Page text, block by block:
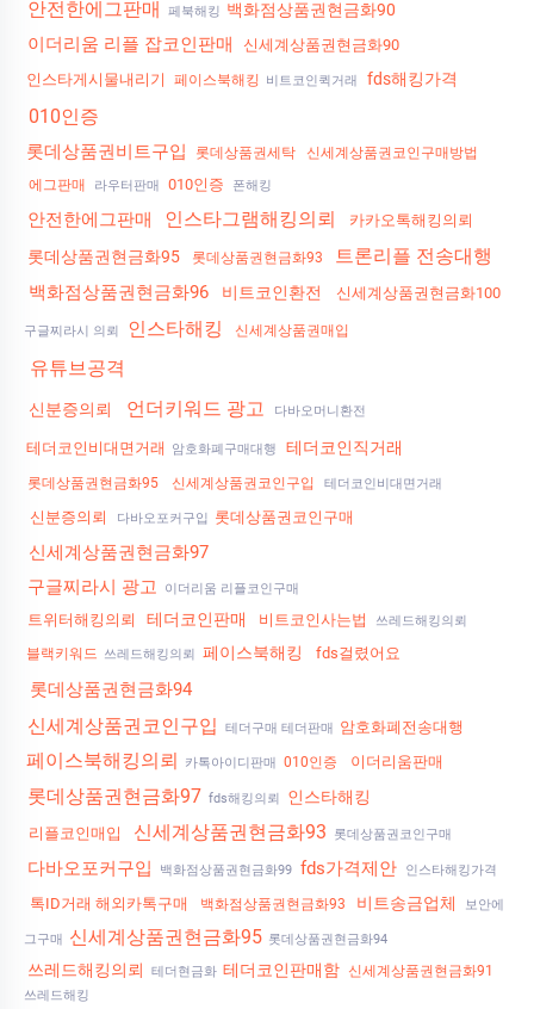
안전한에그판매 페북해킹 백화점상품권현금화90
이더리움 리플 잡코인판매
신세계상품권현금화90
인스타게시물내리기
페이스북해킹 비트코인퀵거래 fds해킹가격
010인증
롯데상품권비트구입 롯데상품권세탁
신세계상품권코인구매방법
에그판매
라우터판매 010인증 폰해킹
안전한에그판매 인스타그램해킹의뢰 카카오톡해킹의뢰
롯데상품권현금화95 롯데상품권현금화93 트론리플 전송대행
백화점상품권현금화96 비트코인환전 신세계상품권현금화100
구글찌라시 의뢰 인스타해킹 신세계상품권매입
유튜브공격
신분증의뢰 언더키워드 광고 다바오머니환전
테더코인비대면거래 암호화폐구매대행 테더코인직거래
롯데상품권현금화95 신세계상품권코인구입 테더코인비대면거래
신분증의뢰 다바오포커구입 롯데상품권코인구매
신세계상품권현금화97
구글찌라시 광고
이더리움 리플코인구매
트위터해킹의뢰 테더코인판매 비트코인사는법 쓰레드해킹의뢰
블랙키워드 쓰레드해킹의뢰 페이스북해킹 fds걸렸어요
롯데상품권현금화94
신세계상품권코인구입 테더구매 테더판매 암호화폐전송대행
페이스북해킹의뢰 카톡아이디판매 010인증 이더리움판매
롯데상품권현금화97 fds해킹의뢰 인스타해킹
리플코인매입 신세계상품권현금화93 롯데상품권코인구매
다바오포커구입 백화점상품권현금화99 fds가격제안 인스타해킹가격
톡ID거래 해외카톡구매 백화점상품권현금화93 비트송금업체 보안에
그구매 신세계상품권현금화95 롯데상품권현금화94
쓰레드해킹의뢰 테더현금화 테더코인판매함 신세계상품권현금화91
쓰레드해킹